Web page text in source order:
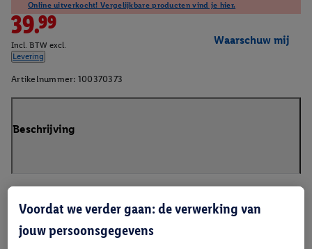
Online uitverkocht! Vergelijkbare producten vind je hier.
39.99
Incl. BTW excl.
Levering
Waarschuw mij
Artikelnummer: 100370373
Beschrijving
Voordat we verder gaan: de verwerking van
jouw persoonsgegevens